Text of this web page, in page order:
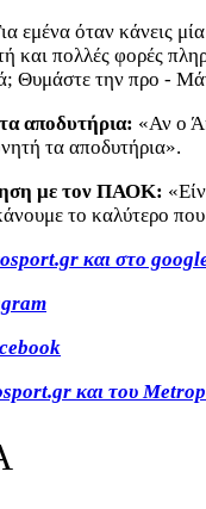
εμένα όταν κάνεις
και πολλές φορές
Θυμάστε την προ -
αποδυτήρια: «Αν ο
τα αποδυτήρια».
με τον ΠΑΟΚ:
το καλύτερο
και στο
και του